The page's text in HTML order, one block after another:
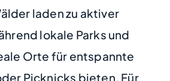
laden zu aktiver
lokale Parks und
Orte für entspannte
Picknicks bieten. Für